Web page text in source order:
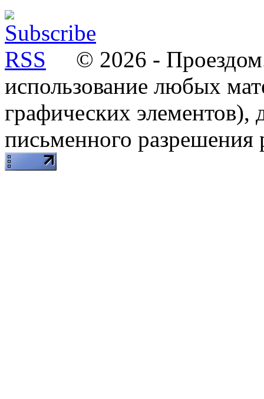
© 2026 -
использование любых
графических элементов),
письменного разрешения